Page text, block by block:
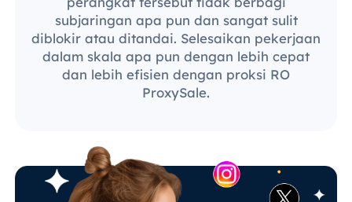
subjaringan apa pun dan sangat sulit
diblokir atau ditandai. Selesaikan pekerjaan
dalam skala apa pun dengan lebih cepat
dan lebih efisien dengan proksi RO
ProxySale.